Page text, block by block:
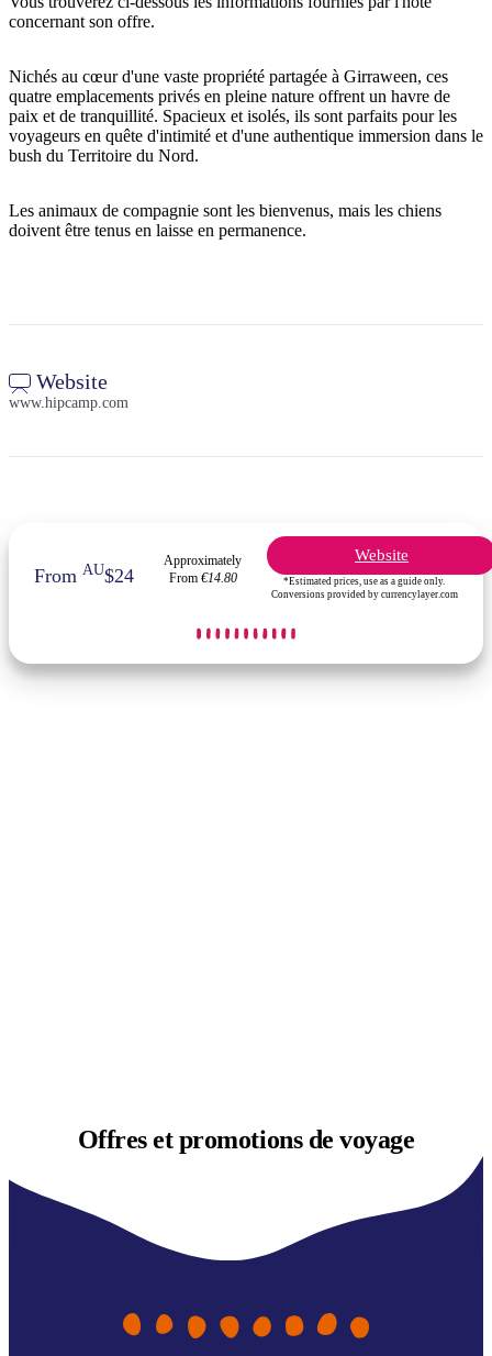
Rechercher:
up
concernant son offre.
Nichés au cœur d'une vaste propriété partagée à Girraween, ces
quatre emplacements privés en pleine nature offrent un havre de
paix et de tranquillité. Spacieux et isolés, ils sont parfaits pour les
voyageurs en quête d'intimité et d'une authentique immersion dans le
bush du Territoire du Nord.
Les animaux de compagnie sont les bienvenus, mais les chiens
doivent être tenus en laisse en permanence.
Website
www.hipcamp.com
FromAU$24
Approximately
From €14.80
Website
*Estimated prices, use as a guide only.
Conversions provided by currencylayer.com
Offres etpromotions de voyage